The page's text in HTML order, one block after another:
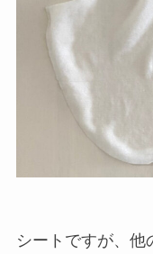
シートですが、他